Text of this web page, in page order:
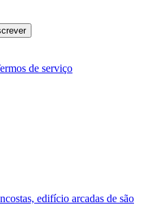
de serviço
edifício arcadas de são